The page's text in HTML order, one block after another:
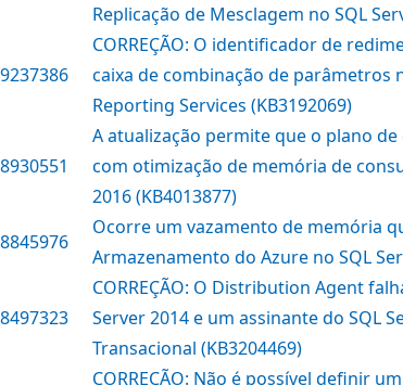
Replicação de Mesclagem no SQL
9237386
CORREÇÃO: O identificador de
caixa de combinação de parâmetros
Reporting Services (KB3192069)
8930551
A atualização permite que o plano
com otimização de memória de
2016 (KB4013877)
8845976
Ocorre um vazamento de memória
Armazenamento do Azure no SQL
8497323
CORREÇÃO: O Distribution Agent
Server 2014 e um assinante do SQL
Transacional (KB3204469)
CORREÇÃO: Não é possível definir